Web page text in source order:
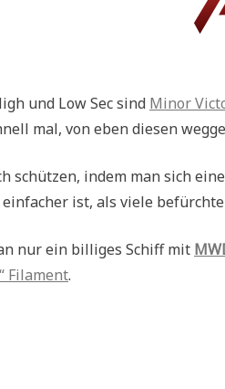
und Low Sec sind Minor
mal, von eben diesen
schützen, indem man sich
ist, als viele
nur ein billiges Schiff mit
Filament.